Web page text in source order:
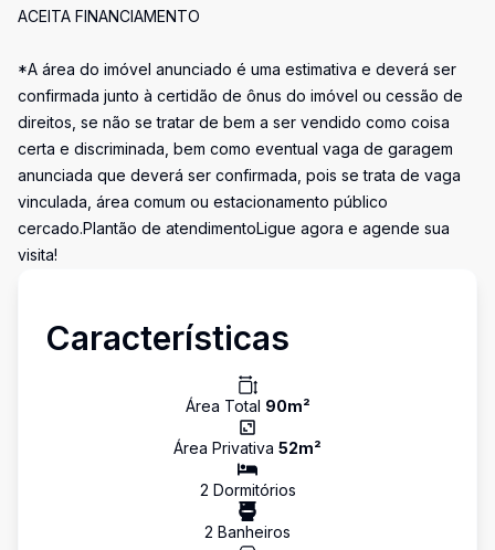
ACEITA FINANCIAMENTO
*A área do imóvel anunciado é uma estimativa e deverá ser
confirmada junto à certidão de ônus do imóvel ou cessão de
direitos, se não se tratar de bem a ser vendido como coisa
certa e discriminada, bem como eventual vaga de garagem
anunciada que deverá ser confirmada, pois se trata de vaga
vinculada, área comum ou estacionamento público
cercado.Plantão de atendimentoLigue agora e agende sua
visita!
Características
Área Total 90m²
Área Privativa 52m²
2 Dormitórios
2 Banheiros